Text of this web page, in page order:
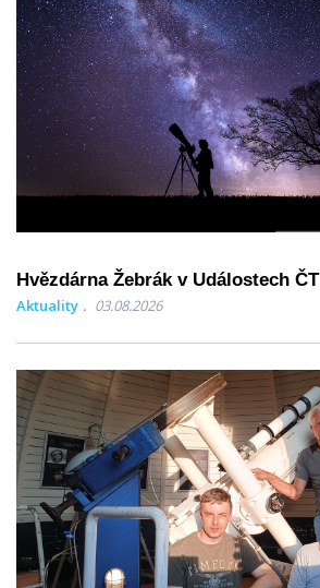
Hvězdárna Žebrák v Událostech ČT
Aktuality 03.08.2026